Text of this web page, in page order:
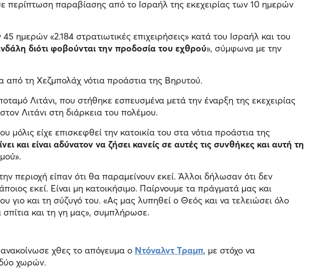
παραβίασης από το Ισραήλ της εκεχειρίας των 10 ημερών
«2.184 στρατιωτικές επιχειρήσεις» κατά του Ισραήλ και του
διότι φοβούνται την προδοσία του εχθρού», σύμφωνα με την
από τη Χεζμπολάχ νότια προάστια της Βηρυτού.
Λιτάνι, που στήθηκε εσπευσμένα μετά την έναρξη της εκεχειρίας
Λιτάνι στη διάρκεια του πολέμου.
είχε επισκεφθεί την κατοικία του στα νότια προάστια της
και είναι αδύνατον να ζήσει κανείς σε αυτές τις συνθήκες και αυτή τη
περιοχή είπαν ότι θα παραμείνουν εκεί. Άλλοι δήλωσαν ότι δεν
εκεί. Είναι μη κατοικήσιμο. Παίρνουμε τα πράγματά μας και
και τη σύζυγό του. «Ας μας λυπηθεί ο Θεός και να τελειώσει όλο
και τη γη μας», συμπλήρωσε.
χθες το απόγευμα ο Ντόναλντ Τραμπ, με στόχο να
χωρών.